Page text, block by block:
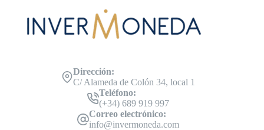
Dirección:
C/ Alameda de Colón 34, local 1
Teléfono:
(+34) 689 919 997
Correo electrónico:
info@invermoneda.com